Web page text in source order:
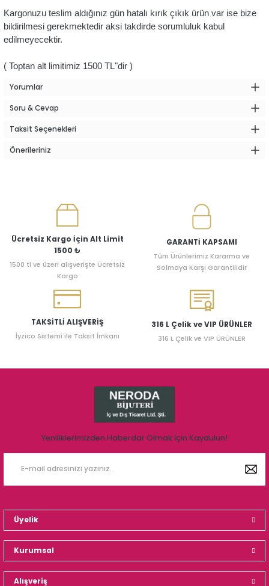
Kargonuzu teslim aldığınız gün hatalı kırık çıkık ürün var ise bize
bildirilmesi gerekmektedir aksi takdirde sorumluluk kabul
edilmeyecektir.
( Toptan alt limitimiz 1500 TL"dir )
Yorumlar
Soru & Cevap
Taksit Seçenekleri
Önerileriniz
Ücretsiz Kargo İçin Alt Limit
1500 ₺
1500 tl ve üzeri alışverişte Ücretsiz
Kargo
GARANTİ KAPSAMI
Tüm Ürünlerimiz Kararma ve
Solmaya Karşı Garantilidir
TAKSİTLİ ALIŞVERİŞ
İyzico Sistemi ile Taksit İmkanı
316 L Çelik ve VIP ÜRÜNLER
316 L Çelik ve VIP ÜRÜNLER
Yeniliklerimizden Haberdar Olmak İçin Kaydulun!
Üyelik
Kurumsal
Alışveriş